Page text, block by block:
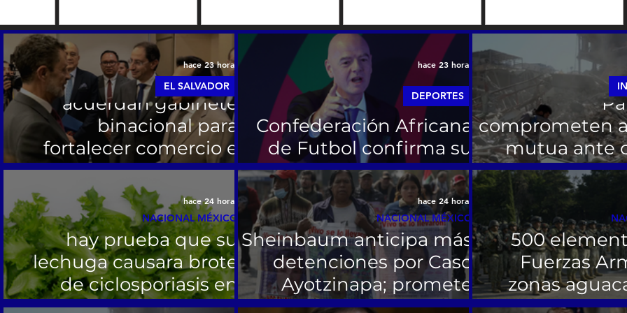
de
empaque y
licenciatura.
El Salvador y Colombia
acuerdan gabinete
binacional para
fortalecer comercio e
inversiones
EL SALVADOR
hace 23 horas
Confederación Africana
de Futbol confirma su
respaldo a Infantino
DEPORTES
hace 23 horas
Arabia Saudita,
comprometen
mutua ante
inestabilidad
México insiste que no
hay prueba que su
lechuga causara brote
de ciclosporiasis en
EE.UU.
NACIONAL MÉXICO
hace 24 horas
Sheinbaum anticipa más
detenciones por Caso
Ayotzinapa; promete
“verdad y justicia”
NACIONAL MÉXICO
hace 24 horas
Despliegan a
500
Fuerzas
zonas